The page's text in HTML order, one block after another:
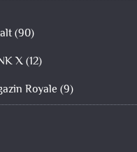
(90)
X(12)
Royale(9)